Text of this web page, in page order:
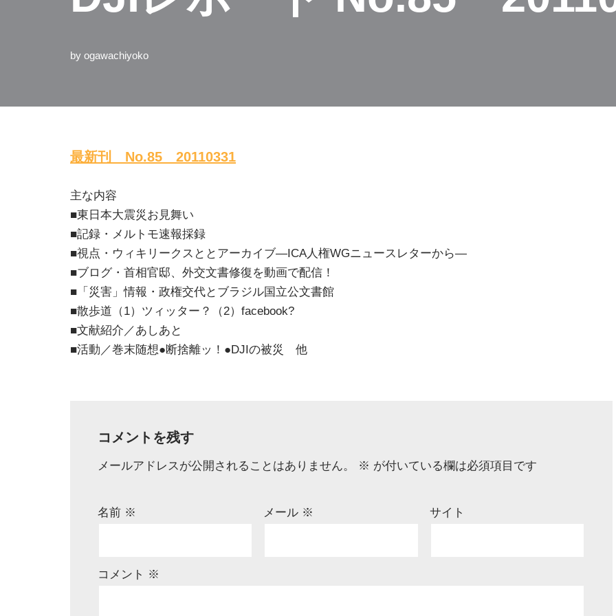
by ogawachiyoko
最新刊 No.85 20110331
主な内容
■東日本大震災お見舞い
■記録・メルトモ速報採録
■視点・ウィキリークスととアーカイブ―ICA人権WGニュースレターから―
■ブログ・首相官邸、外交文書修復を動画で配信！
■「災害」情報・政権交代とブラジル国立公文書館
■散歩道（1）ツィッター？（2）facebook?
■文献紹介／あしあと
■活動／巻末随想●断捨離ッ！●DJIの被災 他
コメントを残す
メールアドレスが公開されることはありません。 ※ が付いている欄は必須項目です
名前 ※ メール ※ サイト
コメント ※